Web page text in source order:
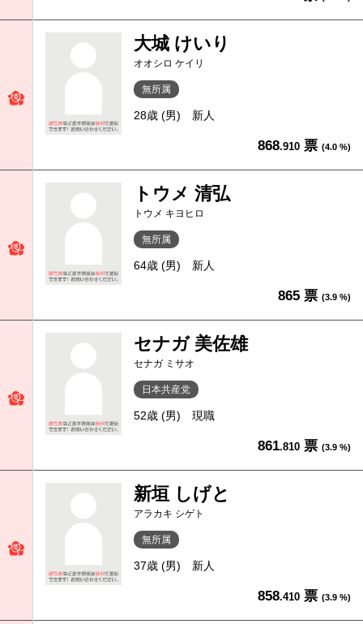
大城 けいり
オオシロ ケイリ
無所属
28歳 (男) 新人
868.910 票 (4.0 %)
トウメ 清弘
トウメ キヨヒロ
無所属
64歳 (男) 新人
865 票 (3.9 %)
セナガ 美佐雄
セナガ ミサオ
日本共産党
52歳 (男) 現職
861.810 票 (3.9 %)
新垣 しげと
アラカキ シゲト
無所属
37歳 (男) 新人
858.410 票 (3.9 %)